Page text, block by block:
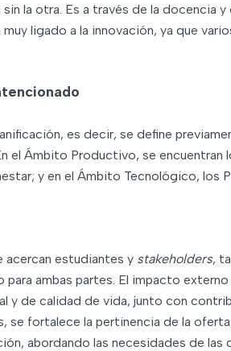
la otra. Es a través de la docencia
ligado a la innovación, ya que
es decir, se define
Ámbito Productivo, se encuentran
y en el Ámbito Tecnológico, los
acercan estudiantes y stakeholders,
ambas partes. El impacto externo
y de calidad de vida, junto con
fortalece la pertinencia de la
abordando las necesidades de las